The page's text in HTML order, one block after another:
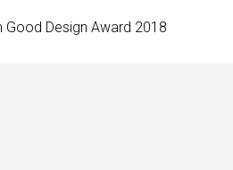
Design Award 2018